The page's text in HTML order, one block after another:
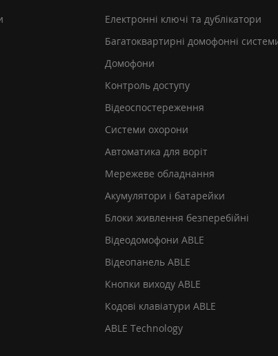
Електронні ключі та дублікатори
Багатоквартирні домофонні
Домофони
Контроль доступу
Відеоспостереження
Системи охорони
Автоматика для воріт
Мережеве обладнання
Акумулятори і батарейки
Блоки живлення безперебійні
Відеодомофони ABLE
Відеопанель ABLE
Кнопки виходу ABLE
Кодові клавіатури ABLE
ABLE Technology